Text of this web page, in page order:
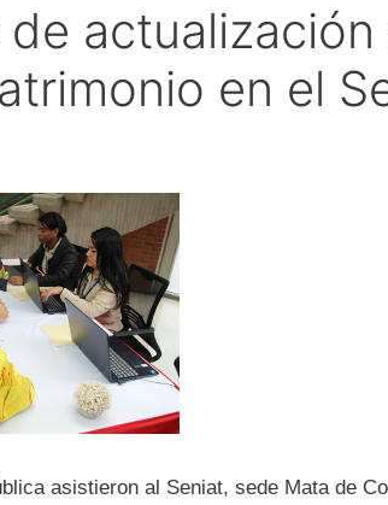
actualización
en el
asistieron al Seniat, sede Mata de